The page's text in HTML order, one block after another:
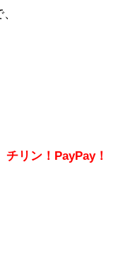
チリン！PayPay！